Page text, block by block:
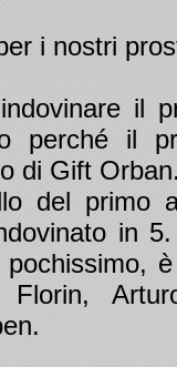
i nostri
il
perché il
di Gift
del primo
in